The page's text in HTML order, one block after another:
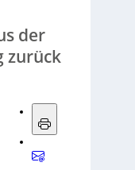
der
zurück